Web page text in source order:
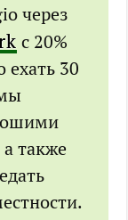
через
с 20%
30
также